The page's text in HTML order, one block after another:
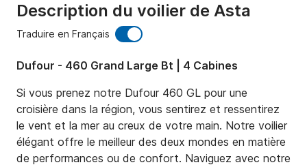
Description du voilier de Asta
Traduire en Français
Dufour - 460 Grand Large Bt | 4 Cabines
Si vous prenez notre Dufour 460 GL pour une
croisière dans la région, vous sentirez et ressentirez
le vent et la mer au creux de votre main. Notre voilier
élégant offre le meilleur des deux mondes en matière
de performances ou de confort. Naviguez avec notre